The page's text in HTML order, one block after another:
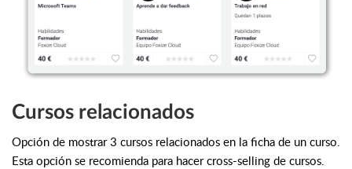
Cursos relacionados
Opción de mostrar 3 cursos relacionados en la ficha de un curso.
Esta opción se recomienda para hacer cross-selling de cursos.